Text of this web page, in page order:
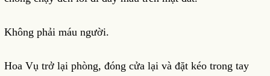
Không phải máu người.
Hoa Vụ trở lại phòng, đóng cửa lại và đặt kéo trong tay